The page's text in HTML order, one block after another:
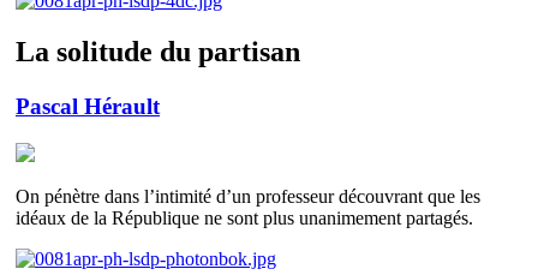
La solitude du partisan
Pascal Hérault
On pénètre dans l’intimité d’un professeur découvrant que les
idéaux de la République ne sont plus unanimement partagés.